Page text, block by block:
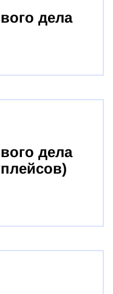
дела
дела